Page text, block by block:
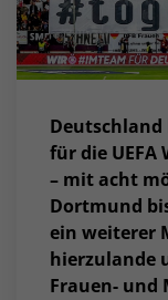
für die UEFA
– mit acht
Dortmund
ein weiterer
hierzulande
Frauen- und